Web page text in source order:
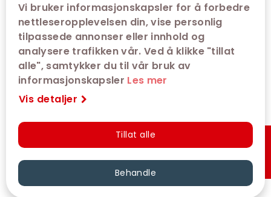
Vi bruker informasjonskapsler for å forbedre
nettleseropplevelsen din, vise personlig
tilpassede annonser eller innhold og
analysere trafikken vår. Ved å klikke "tillat
alle", samtykker du til vår bruk av
informasjonskapsler Les mer
Vis detaljer
Tillat alle
Behandle Hurtigkjøp